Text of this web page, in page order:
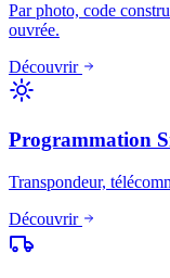
Par photo, code
ouvrée.
Découvrir
Programmation
Transpondeur,
Découvrir